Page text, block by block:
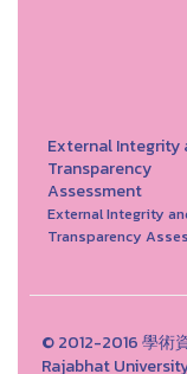
External Integrity
Transparency
Assessment
External Integrity
Transparency
© 2012-2016 學術
Rajabhat